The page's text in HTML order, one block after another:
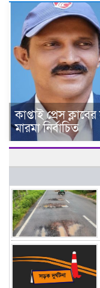
কাপ্তাই প্রেস
মারমা নির্বাচিত